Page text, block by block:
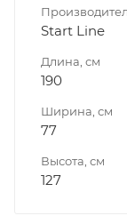
Start Line
Длина, см
190
Ширина, см
77
Высота, см
127